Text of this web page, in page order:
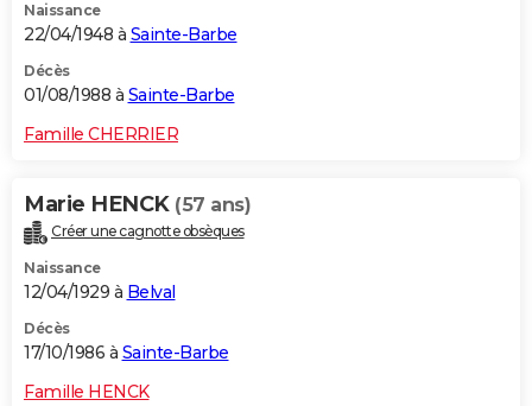
Naissance
22/04/1948 à Sainte-Barbe
Décès
01/08/1988 à Sainte-Barbe
Famille CHERRIER
Marie HENCK (57 ans)
Créer une cagnotte obsèques
Naissance
12/04/1929 à Belval
Décès
17/10/1986 à Sainte-Barbe
Famille HENCK